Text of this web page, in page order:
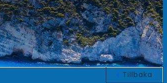
Tillbaka